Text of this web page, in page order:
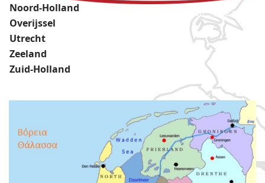
Χωρίς να επισκευάσουμε το κινητό μας , δεν πάμε
πουθενά !
Περισσότερα
Noord-Holland
Overijssel
Utrecht
Zeeland
Zuid-Holland